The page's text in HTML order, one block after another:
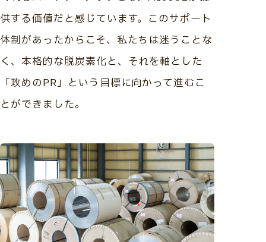
供する価値だと感じています。このサポート
体制があったからこそ、私たちは迷うことな
く、本格的な脱炭素化と、それを軸とした
「攻めのPR」という目標に向かって進むこ
とができました。